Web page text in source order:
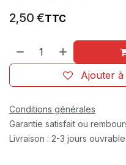
2,50 €TTC
Ajouter à
Conditions générales
Garantie satisfait ou
Livraison : 2-3 jours